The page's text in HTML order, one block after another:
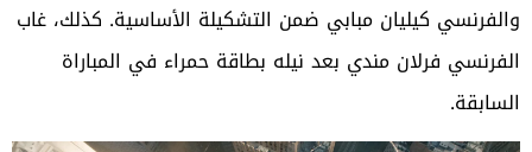
والفرنسي كيليان مبابي ضمن التشكيلة الأساسية. كذلك، غاب
الفرنسي فرلان مندي بعد نيله بطاقة حمراء في المباراة
السابقة.